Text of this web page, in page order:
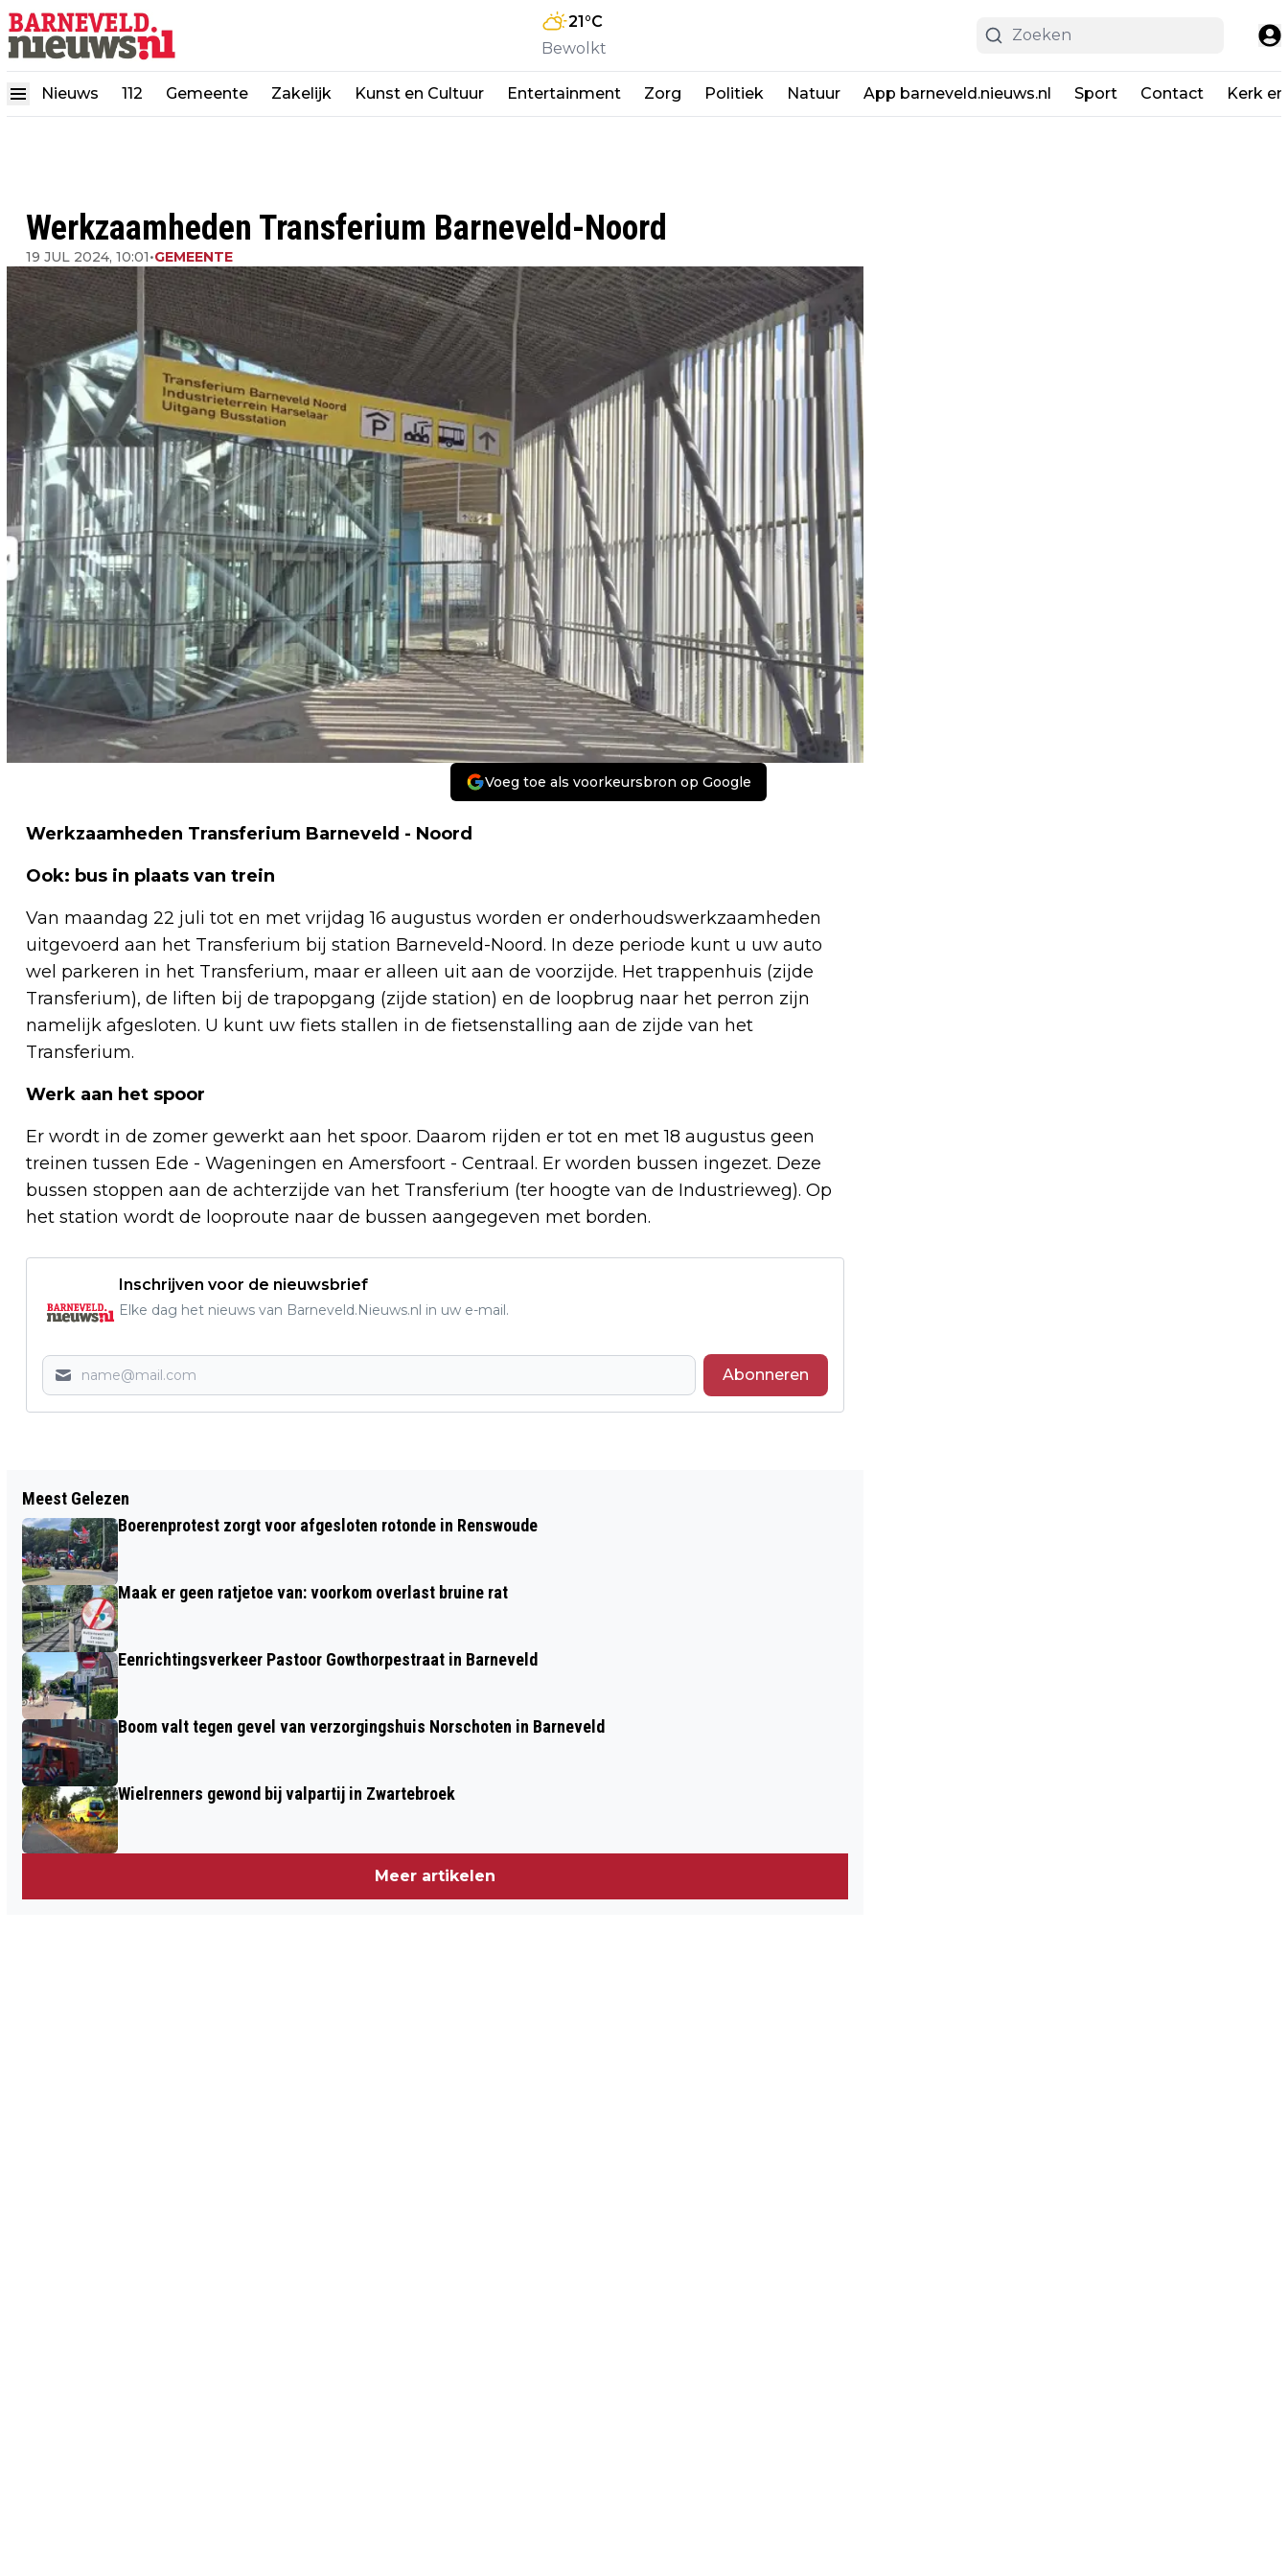
21°C
Bewolkt
Nieuws 112 Gemeente Zakelijk Kunst en Cultuur Entertainment Zorg Politiek Natuur App barneveld.nieuws.nl Sport Contact Kerk
Werkzaamheden Transferium Barneveld-Noord
19 JUL 2024, 10:01•GEMEENTE
Voeg toe als voorkeursbron op Google
Werkzaamheden Transferium Barneveld - Noord
Ook: bus in plaats van trein
Van maandag 22 juli tot en met vrijdag 16 augustus worden er onderhoudswerkzaamheden
uitgevoerd aan het Transferium bij station Barneveld-Noord. In deze periode kunt u uw auto
wel parkeren in het Transferium, maar er alleen uit aan de voorzijde. Het trappenhuis (zijde
Transferium), de liften bij de trapopgang (zijde station) en de loopbrug naar het perron zijn
namelijk afgesloten. U kunt uw fiets stallen in de fietsenstalling aan de zijde van het
Transferium.
Werk aan het spoor
Er wordt in de zomer gewerkt aan het spoor. Daarom rijden er tot en met 18 augustus geen
treinen tussen Ede - Wageningen en Amersfoort - Centraal. Er worden bussen ingezet. Deze
bussen stoppen aan de achterzijde van het Transferium (ter hoogte van de Industrieweg). Op
het station wordt de looproute naar de bussen aangegeven met borden.
Inschrijven voor de nieuwsbrief
Elke dag het nieuws van Barneveld.Nieuws.nl in uw e-mail.
Abonneren
40-45, DE MUSICAL IN BARNEVELD IS
EEN MONSTERPRODUCTIE MET VEEL
HOOGSTAANDE TECHNISCHE ASPECTEN
NATUURCENTRUM VELUWE!
Meest Gelezen
Boerenprotest zorgt voor afgesloten rotonde in Renswoude
Maak er geen ratjetoe van: voorkom overlast bruine rat
Eenrichtingsverkeer Pastoor Gowthorpestraat in Barneveld
Boom valt tegen gevel van verzorgingshuis Norschoten in Barneveld
Wielrenners gewond bij valpartij in Zwartebroek
Meer artikelen